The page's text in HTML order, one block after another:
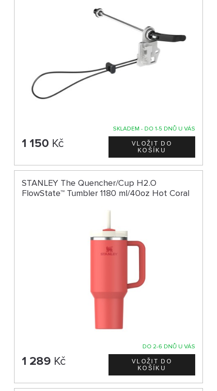
SKLADEM - DO 1-5 DNŮ U VÁS
1 150 Kč
STANLEY The Quencher/Cup H2.O
FlowState™ Tumbler 1180 ml/40oz Hot Coral
DO 2-6 DNŮ U VÁS
1 289 Kč